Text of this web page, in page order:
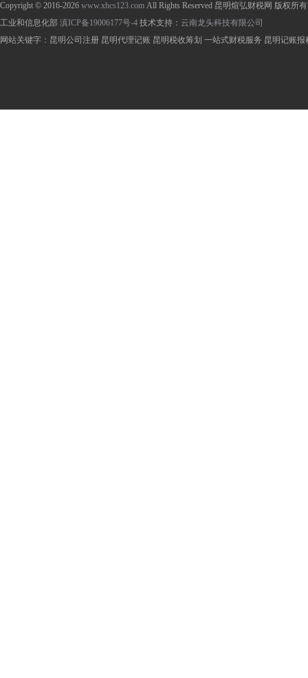
Copyright © 2016-2026 www.xhcs123.com All Rights Reserved 昆明煊弘财税网 版权所有
工业和信息化部 滇ICP备19006177号-4 技术支持： 云南龙头科技有限公司
网站关键字：昆明公司注册 昆明代理记账 昆明税收筹划 一站式财税服务 昆明记账